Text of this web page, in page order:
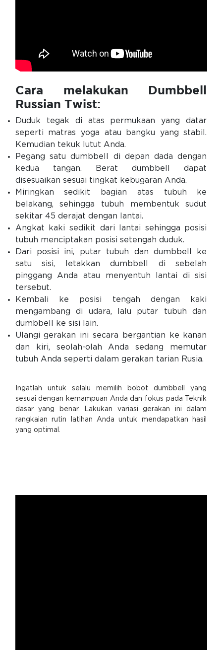
Cara melakukan Dumbbell
Russian Twist:
Duduk tegak di atas permukaan yang datar
seperti matras yoga atau bangku yang stabil.
Kemudian tekuk lutut Anda.
Pegang satu dumbbell di depan dada dengan
kedua tangan. Berat dumbbell dapat
disesuaikan sesuai tingkat kebugaran Anda.
Miringkan sedikit bagian atas tubuh ke
belakang, sehingga tubuh membentuk sudut
sekitar 45 derajat dengan lantai.
Angkat kaki sedikit dari lantai sehingga posisi
tubuh menciptakan posisi setengah duduk.
Dari posisi ini, putar tubuh dan dumbbell ke
satu sisi, letakkan dumbbell di sebelah
pinggang Anda atau menyentuh lantai di sisi
tersebut.
Kembali ke posisi tengah dengan kaki
mengambang di udara, lalu putar tubuh dan
dumbbell ke sisi lain.
Ulangi gerakan ini secara bergantian ke kanan
dan kiri, seolah-olah Anda sedang memutar
tubuh Anda seperti dalam gerakan tarian Rusia.
Ingatlah untuk selalu memilih bobot dumbbell yang
sesuai dengan kemampuan Anda dan fokus pada Teknik
dasar yang benar. Lakukan variasi gerakan ini dalam
rangkaian rutin latihan Anda untuk mendapatkan hasil
yang optimal.